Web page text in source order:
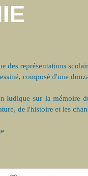
des représentations
composé d'une
ludique sur la mémoire
de l'histoire et les